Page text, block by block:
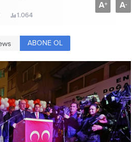
1.064
A+ A-
ABONE OL